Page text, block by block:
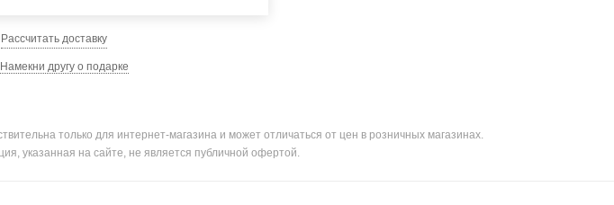
Рассчитать доставку
Намекни другу о подарке
только для интернет-магазина и может отличаться от цен в розничных магазинах.
указанная на сайте, не является публичной офертой.